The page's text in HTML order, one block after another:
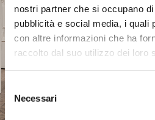
nostri partner che si occupano
pubblicità e social media, i quali
con altre informazioni che ha
raccolto dal suo utilizzo dei loro
del
consenso
Necessari